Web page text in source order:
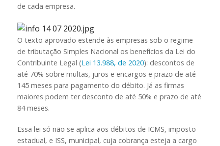
de cada empresa.
O texto aprovado estende às empresas sob o regime
de tributação Simples Nacional os benefícios da Lei do
Contribuinte Legal (Lei 13.988, de 2020): descontos de
até 70% sobre multas, juros e encargos e prazo de até
145 meses para pagamento do débito. Já as firmas
maiores podem ter desconto de até 50% e prazo de até
84 meses.
Essa lei só não se aplica aos débitos de ICMS, imposto
estadual, e ISS, municipal, cuja cobrança esteja a cargo